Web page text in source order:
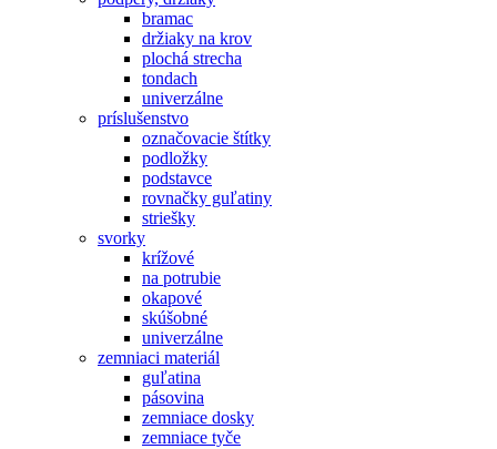
bramac
držiaky na krov
plochá strecha
tondach
univerzálne
príslušenstvo
označovacie štítky
podložky
podstavce
rovnačky guľatiny
striešky
svorky
krížové
na potrubie
okapové
skúšobné
univerzálne
zemniaci materiál
guľatina
pásovina
zemniace dosky
zemniace tyče